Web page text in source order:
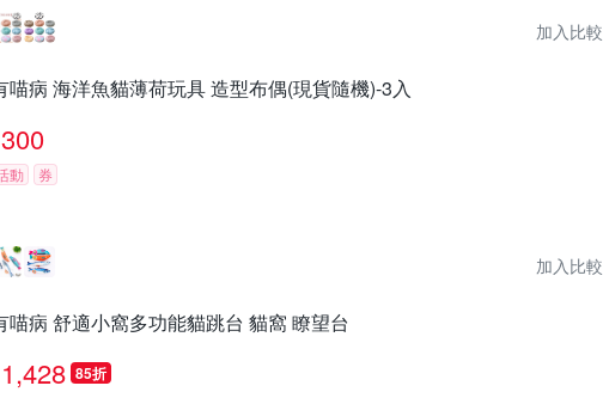
加入比較
喵病 海洋魚貓薄荷玩具 造型布偶(現貨隨機)-3入
300
動 券
加入比較
喵病 舒適小窩多功能貓跳台 貓窩 瞭望台
1,428 85折